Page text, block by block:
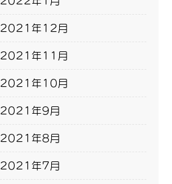
2021年12月
2021年11月
2021年10月
2021年9月
2021年8月
2021年7月